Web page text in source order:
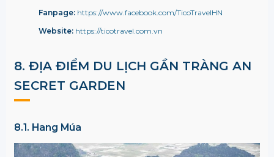
Fanpage: https://www.facebook.com/TicoTravelHN
Website: https://ticotravel.com.vn
8. ĐỊA ĐIỂM DU LỊCH GẦN TRÀNG AN
SECRET GARDEN
8.1. Hang Múa